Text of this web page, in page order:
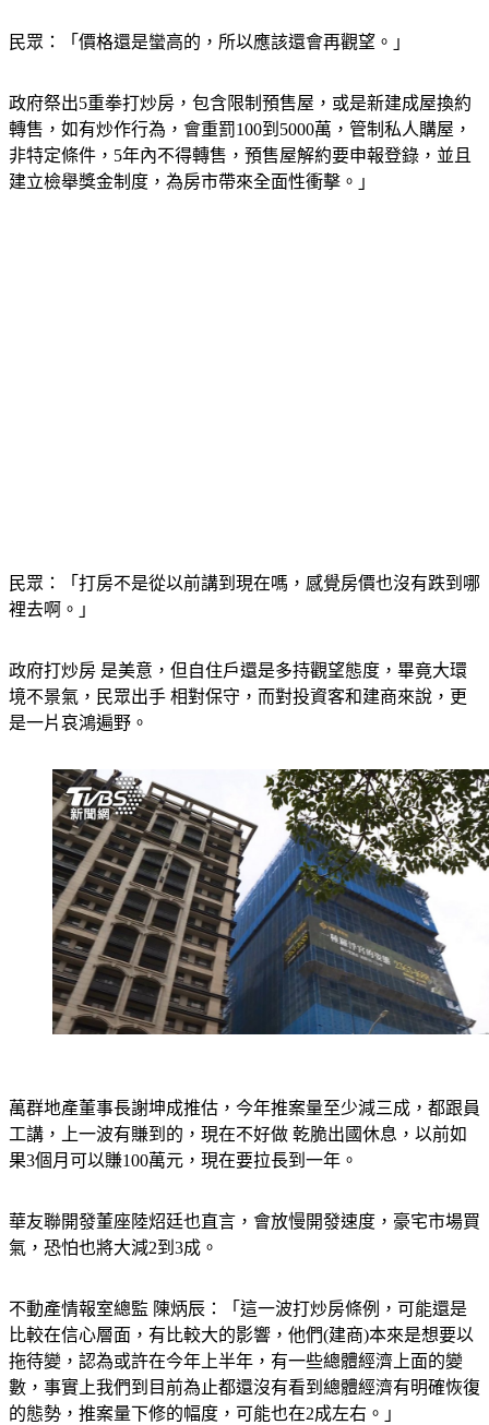
民眾：「價格還是蠻高的，所以應該還會再觀望。」
政府祭出5重拳打炒房，包含限制預售屋，或是新建成屋換約
轉售，如有炒作行為，會重罰100到5000萬，管制私人購屋，
非特定條件，5年內不得轉售，預售屋解約要申報登錄，並且
建立檢舉獎金制度，為房市帶來全面性衝擊。」
民眾：「打房不是從以前講到現在嗎，感覺房價也沒有跌到哪
裡去啊。」
政府打炒房 是美意，但自住戶還是多持觀望態度，畢竟大環
境不景氣，民眾出手 相對保守，而對投資客和建商來說，更
是一片哀鴻遍野。
萬群地產董事長謝坤成推估，今年推案量至少減三成，都跟員
工講，上一波有賺到的，現在不好做 乾脆出國休息，以前如
果3個月可以賺100萬元，現在要拉長到一年。
華友聯開發董座陸炤廷也直言，會放慢開發速度，豪宅市場買
氣，恐怕也將大減2到3成。
不動產情報室總監 陳炳辰：「這一波打炒房條例，可能還是
比較在信心層面，有比較大的影響，他們(建商)本來是想要以
拖待變，認為或許在今年上半年，有一些總體經濟上面的變
數，事實上我們到目前為止都還沒有看到總體經濟有明確恢復
的態勢，推案量下修的幅度，可能也在2成左右。」